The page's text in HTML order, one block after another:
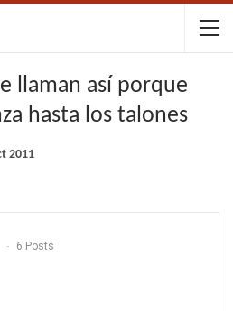
llaman así porque
hasta los talones
2011
6 Posts